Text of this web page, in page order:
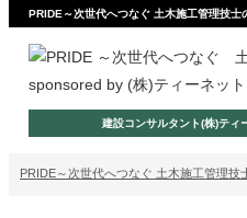
PRIDE～次世代へつなぐ 土木施工管理技士
sponsored by (株)ティーネッ
建設コンサルタント(株)ティ
PRIDE～次世代へつなぐ 土木施工管理技